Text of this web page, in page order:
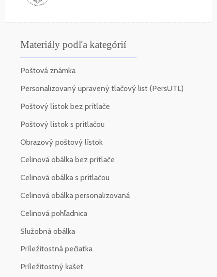
Materiály podľa kategórií
Poštová známka
Personalizovaný upravený tlačový list (PersUTL)
Poštový lístok bez prítlače
Poštový lístok s prítlačou
Obrazový poštový lístok
Celinová obálka bez prítlače
Celinová obálka s prítlačou
Celinová obálka personalizovaná
Celinová pohľadnica
Služobná obálka
Príležitostná pečiatka
Príležitostný kašet